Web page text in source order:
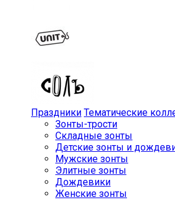
Праздники Тематические
Зонты-трости
Складные зонты
Детские зонты и
Мужские зонты
Элитные зонты
Дождевики
Женские зонты